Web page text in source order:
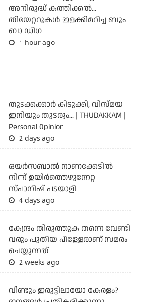
അനിരുദ്ധ് കത്തിക്കല്‍...
തിയേറ്ററുകള്‍ ഇളക്കിമറിച്ച ബും
ബാ ഡിഗ
1 hour ago
തുടക്കക്കാര്‍ കിടുക്കി, വിസ്മയ
ഇനിയും തുടരും... | THUDAKKAM |
Personal Opinion
2 days ago
ഒയര്‍സബാൽ നാണക്കേടിൽ
നിന്ന് ഉയിർത്തെഴുന്നേറ്റ
സ്പാനിഷ് പടയാളി
4 days ago
കേന്ദ്രം തിരുത്തുക തന്നെ വേണ്ടി
വരും പുതിയ പിള്ളേരാണ് സമരം
ചെയ്യുന്നത്
2 weeks ago
വീണ്ടും ഇരുട്ടിലായോ കേരളം?